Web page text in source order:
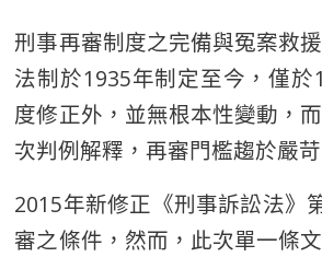
刑事再審制度之完備與冤案救
法制於1935年制定至今，僅於
度修正外，並無根本性變動，
次判例解釋，再審門檻趨於嚴苛
2015年新修正《刑事訴訟法》
審之條件，然而，此次單一條